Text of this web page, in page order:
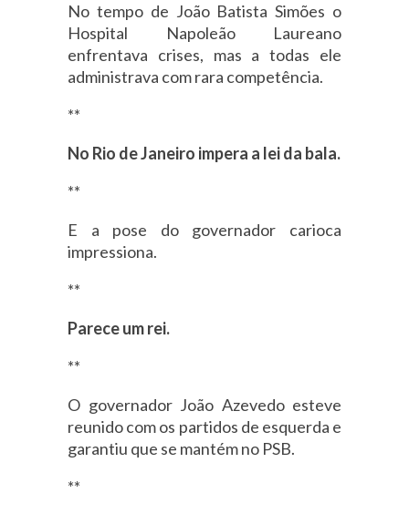
No tempo de João Batista Simões o
Hospital Napoleão Laureano
enfrentava crises, mas a todas ele
administrava com rara competência.
**
No Rio de Janeiro impera a lei da bala.
**
E a pose do governador carioca
impressiona.
**
Parece um rei.
**
O governador João Azevedo esteve
reunido com os partidos de esquerda e
garantiu que se mantém no PSB.
**